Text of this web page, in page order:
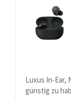
Luxus In-Ear,
günstig zu